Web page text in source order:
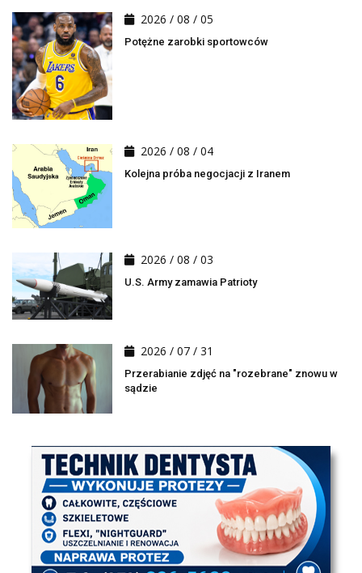
2026 / 08 / 05
Potężne zarobki sportowców
2026 / 08 / 04
Kolejna próba negocjacji z Iranem
2026 / 08 / 03
U.S. Army zamawia Patrioty
2026 / 07 / 31
Przerabianie zdjęć na "rozebrane" znowu w
sądzie